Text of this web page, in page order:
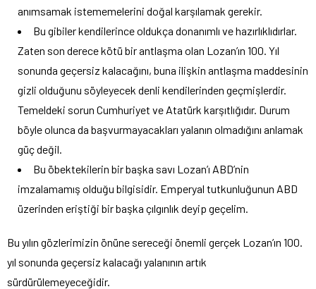
anımsamak istememelerini doğal karşılamak gerekir.
Bu gibiler kendilerince oldukça donanımlı ve hazırlıklıdırlar.
Zaten son derece kötü bir antlaşma olan Lozan’ın 100. Yıl
sonunda geçersiz kalacağını, buna ilişkin antlaşma maddesinin
gizli olduğunu söyleyecek denli kendilerinden geçmişlerdir.
Temeldeki sorun Cumhuriyet ve Atatürk karşıtlığıdır. Durum
böyle olunca da başvurmayacakları yalanın olmadığını anlamak
güç değil.
Bu öbektekilerin bir başka savı Lozan’ı ABD’nin
imzalamamış olduğu bilgisidir. Emperyal tutkunluğunun ABD
üzerinden eriştiği bir başka çılgınlık deyip geçelim.
Bu yılın gözlerimizin önüne sereceği önemli gerçek Lozan’ın 100.
yıl sonunda geçersiz kalacağı yalanının artık
sürdürülemeyeceğidir.